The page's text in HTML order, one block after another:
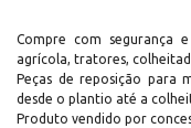
Compre com segurança
agrícola, tratores,
Peças de reposição para
desde o plantio até a
Produto vendido por